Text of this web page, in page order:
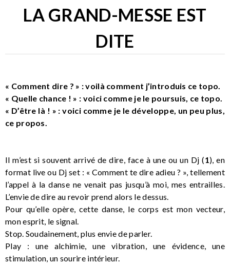
LA GRAND-MESSE EST
DITE
« Comment dire ? » : voilà comment j’introduis ce topo.
« Quelle chance ! » : voici comme je le poursuis, ce topo.
« D’être là ! » : voici comme je le développe, un peu plus,
ce propos.
Il m’est si souvent arrivé de dire, face à une ou un Dj (1), en
format live ou Dj set : « Comment te dire adieu ? », tellement
l’appel à la danse ne venait pas jusqu’à moi, mes entrailles.
L’envie de dire au revoir prend alors le dessus.
Pour qu’elle opère, cette danse, le corps est mon vecteur,
mon esprit, le signal.
Stop. Soudainement, plus envie de parler.
Play : une alchimie, une vibration, une évidence, une
stimulation, un sourire intérieur.